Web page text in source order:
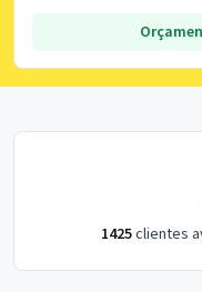
1425clientes